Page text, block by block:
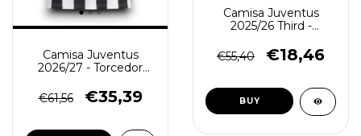
Camisa Juventus
2026/27 - Torcedor
Branca
€61,56 €35,39
Camisa Juventus
2025/26 Third -
Preta (PRONTA
ENTREGA))
€55,40 €18,46
BUY